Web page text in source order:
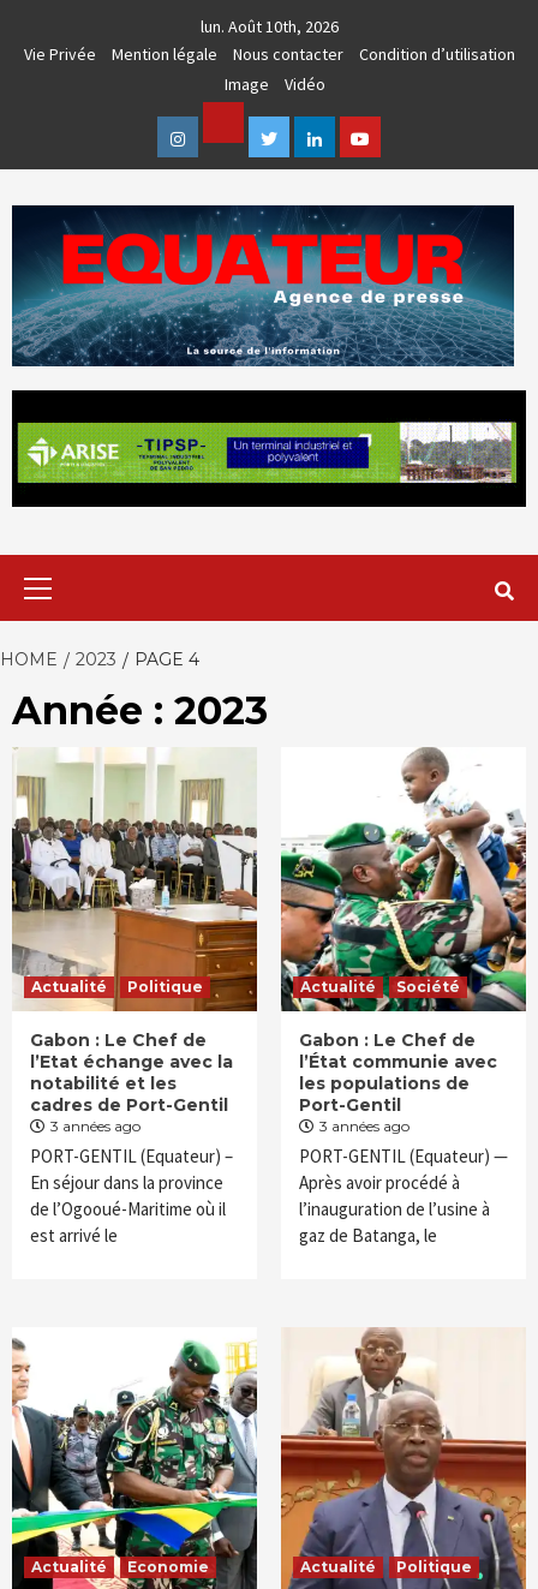
lun. Août 10th, 2026
Vie Privée
Mention légale Nous contacter
Condition d’utilisation
Image
Vidéo
Instagram
Facebook
TwitterLinkedinYoutube
EQUATEUR
HOME 2023 PAGE 4
Année : 2023
Actualité Politique
Gabon : Le Chef de
l’Etat échange avec la
notabilité et les
cadres de Port-Gentil
3 années ago
PORT-GENTIL (Equateur) –
En séjour dans la province
de l’Ogooué-Maritime où il
est arrivé le
Actualité Société
Gabon : Le Chef de
l’État communie avec
les populations de
Port-Gentil
3 années ago
PORT-GENTIL (Equateur) —
Après avoir procédé à
l’inauguration de l’usine à
gaz de Batanga, le
Actualité Economie Actualité Politique